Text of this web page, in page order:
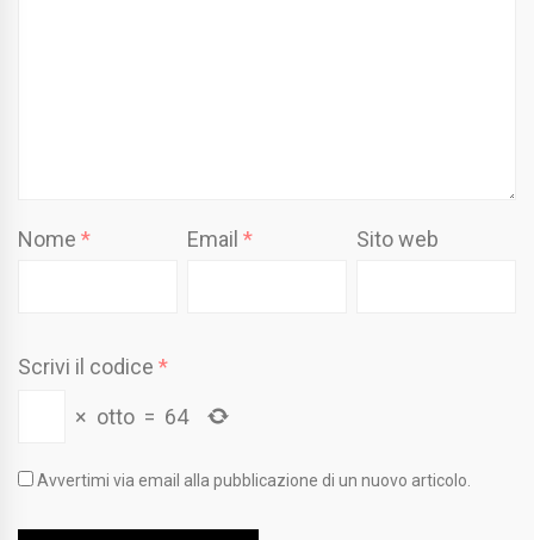
Nome * Email* Sito web
Scrivi il codice *
× otto = 64
Avvertimi via email alla pubblicazione di un nuovo articolo.